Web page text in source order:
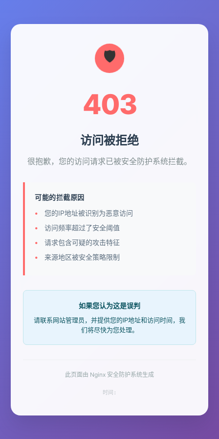
403
访问被拒绝
很抱歉，您的访问请求已被安全防护系统拦截。
可能的拦截原因
您的IP地址被识别为恶意访问
访问频率超过了安全阈值
请求包含可疑的攻击特征
来源地区被安全策略限制
如果您认为这是误判
请联系网站管理员，并提供您的IP地址和访问时间，我
们将尽快为您处理。
此页面由 Nginx 安全防护系统生成
时间: